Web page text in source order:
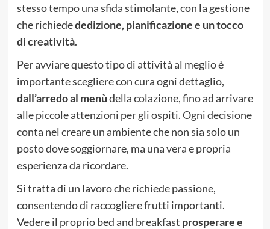
stesso tempo una sfida stimolante, con la gestione
che richiedededizione, pianificazione e un tocco
di creatività.
Per avviare questo tipo di attività al meglio è
importante scegliere con cura ogni dettaglio,
dall’arredo al menùdella colazione, fino ad arrivare
alle piccole attenzioni per gli ospiti. Ogni decisione
conta nel creare un ambiente che non sia solo un
posto dove soggiornare, ma una vera e propria
esperienza da ricordare.
Si tratta di un lavoro che richiede passione,
consentendo di raccogliere frutti importanti.
Vedere il proprio bed and breakfast prosperare e